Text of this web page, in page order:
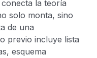
la teoría
solo monta, sino
de una
previo incluye lista
esquema